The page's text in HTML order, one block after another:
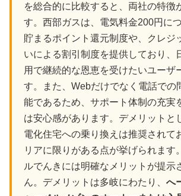
を総合的に比較すると、両社の特徴
す。西部ガスは、電気料金200円に
貯まるポイント還元制度や、クレジ
いによる割引制度を提供しており、
用で継続的な恩恵を受けたいユーザ
す。また、Webだけでなく電話での
能であるため、サポート体制の充実
は安心感があります。デメリットと
電化住宅への乗り換えは推奨されて
リアに限りがある点が挙げられます
ルでんきには明確なメリットが提示
ん。デメリットは多岐にわたり、 へ